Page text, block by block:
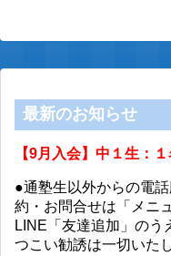
最新のお知らせ
【9月入会】中１生：
●通塾生以外からの電
約・お問合せは「メニ
LINE「友達追加」のう
つこい勧誘は一切いた